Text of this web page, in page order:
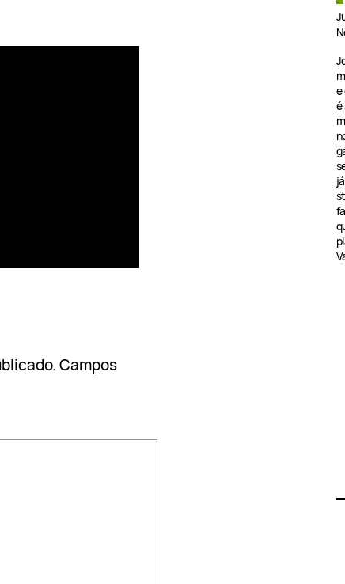
Campos
e
é